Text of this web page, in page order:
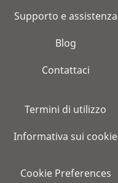
Supporto e assistenza
Blog
Contattaci
Termini di utilizzo
Informativa sui cookie
Cookie Preferences